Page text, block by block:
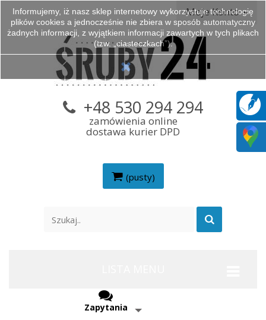
Moje Konto
(pusty)
+48 530 294 294
zamówienia online
dostawa kurier DPD
Zapytania
Informujemy, iż nasz sklep internetowy wykorzystuje technologię
plików cookies a jednocześnie nie zbiera w sposób automatyczny
żadnych informacji, z wyjątkiem informacji zawartych w tych plikach
(tzw. „ciasteczkach”).